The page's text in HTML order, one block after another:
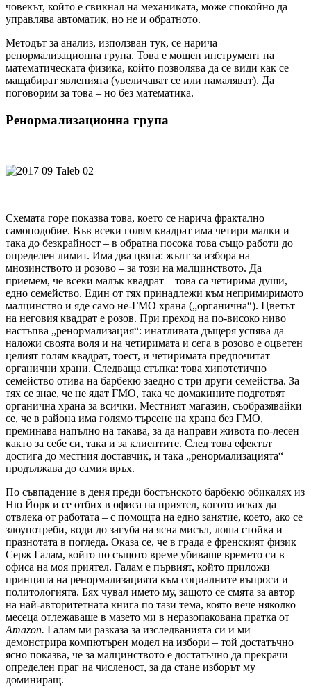
човекът, който е свикнал на механиката, може спокойно да
управлява автоматик, но не и обратното.
Mетодът за анализ, използван тук, се нарича
ренормализационна група. Това е мощен инструмент на
математическата физика, който позволява да се види как се
мащабират явленията (увеличават се или намаляват). Да
поговорим за това – но без математика.
Ренормализационна група
Схемата горе показва това, което се нарича фрактално
самоподобие. Във всеки голям квадрат има четири малки и
така до безкрайност – в обратна посока това също работи до
определен лимит. Има два цвята: жълт за избора на
мнозинството и розово – за този на малцинството. Да
приемем, че всеки малък квадрат – това са четирима души,
едно семейство. Един от тях принадлежи към непримиримото
малцинство и яде само не-ГМО храна („органична“). Цветът
на неговия квадрат е розов. При преход на по-високо ниво
настъпва „ренормализация“: инатливата дъщеря успява да
наложи своята воля и на четиримата и сега в розово е оцветен
целият голям квадрат, тоест, и четиримата предпочитат
органични храни. Следваща стъпка: това хипотетично
семейство отива на барбекю заедно с три други семейства. За
тях се знае, че не ядат ГМО, така че домакините подготвят
органична храна за всички. Местният магазин, съобразявайки
се, че в района има голямо търсене на храна без ГМО,
преминава напълно на такава, за да направи живота по-лесен
както за себе си, така и за клиентите. След това ефектът
достига до местния доставчик, и така „ренормализацията“
продължава до самия връх.
По съвпадение в деня преди бостънското барбекю обикалях из
Ню Йорк и се отбих в офиса на приятел, когото исках да
отвлека от работата – с помощта на едно занятие, което, ако се
злоупотреби, води до загуба на ясна мисъл, лоша стойка и
празнотата в погледа. Оказа се, че в града е френският физик
Серж Галам, който по същото време убиваше времето си в
офиса на моя приятел. Галам е първият, който приложи
принципа на ренормализацията към социалните въпроси и
политологията. Бях чувал името му, защото се смята за автор
на най-авторитетната книга по тази тема, която вече няколко
месеца отлежаваше в мазето ми в неразопакована пратка от
Amazon. Галам ми разказа за изследванията си и ми
демонстрира компютърен модел на избори – той достатъчно
ясно показва, че за малцинството е достатъчно да прекрачи
определен праг на численост, за да стане изборът му
доминиращ.